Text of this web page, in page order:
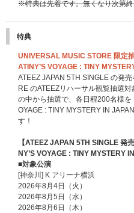
※特典は先着です。無くなり次第
特典
UNIVERSAL MUSIC STORE 限定
ATINY’S VOYAGE : TINY
ATEEZ JAPAN 5TH SINGLE の発
RE のATEEZリハーサル観覧抽選
の中から抽選で、各日程200名様を
OYAGE : TINY MYSTERY IN
す！
【ATEEZ JAPAN 5TH SINGLE 発
NY’S VOYAGE : TINY MYSTERY
■対象公演
[神奈川] K アリーナ横浜
2026年8月4日（火）
2026年8月5日（水）
2026年8月6日（木）